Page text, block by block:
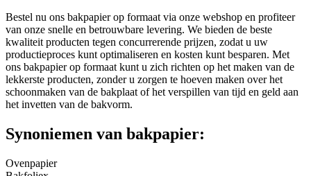
Bestel nu ons bakpapier op formaat via onze webshop en profiteer
van onze snelle en betrouwbare levering. We bieden de beste
kwaliteit producten tegen concurrerende prijzen, zodat u uw
productieproces kunt optimaliseren en kosten kunt besparen. Met
ons bakpapier op formaat kunt u zich richten op het maken van de
lekkerste producten, zonder u zorgen te hoeven maken over het
schoonmaken van de bakplaat of het verspillen van tijd en geld aan
het invetten van de bakvorm.
Synoniemen van bakpapier:
Ovenpapier